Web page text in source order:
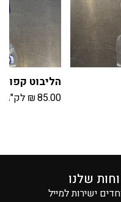
הליבוט קפוא
₪85.00 לק"ג
שלנו
ישירות למייל